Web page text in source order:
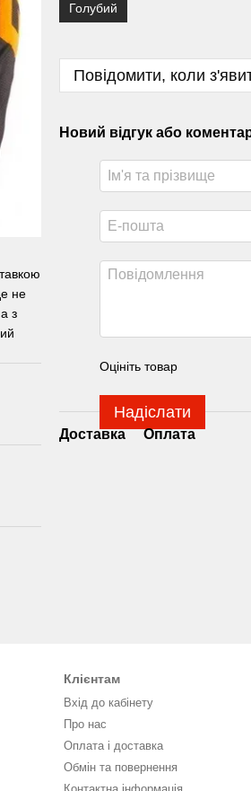
не
​​з
Голубий
Повідомити, коли
Новий відгук або
Оцініть товар
Надіслати
Доставка Оплата
Клієнтам
Вхід до кабінету
Про нас
Оплата і доставка
Обмін та повернення